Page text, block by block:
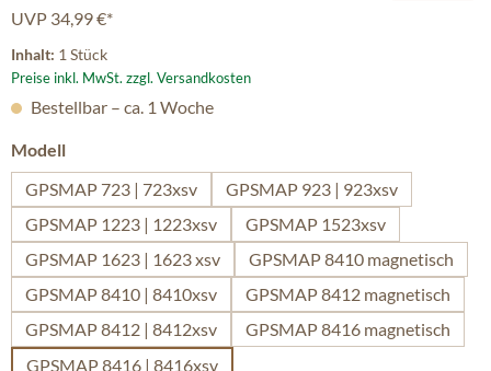
UVP 34,99 €*
Inhalt: 1 Stück
Preise inkl. MwSt. zzgl. Versandkosten
Bestellbar – ca. 1 Woche
Modellauswählen
GPSMAP 723 | 723xsv
GPSMAP 923 | 923xsv
GPSMAP 1223 | 1223xsv
GPSMAP 1523xsv
GPSMAP 1623 | 1623 xsv
GPSMAP 8410 magnetisch
GPSMAP 8410 | 8410xsv
GPSMAP 8412 magnetisch
GPSMAP 8412 | 8412xsv
GPSMAP 8416 magnetisch
GPSMAP 8416 | 8416xsv